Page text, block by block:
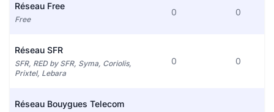
Réseau Free
Free
0 0
Réseau SFR
SFR, RED by SFR, Syma, Coriolis,
Prixtel, Lebara
0 0
Réseau Bouygues Telecom